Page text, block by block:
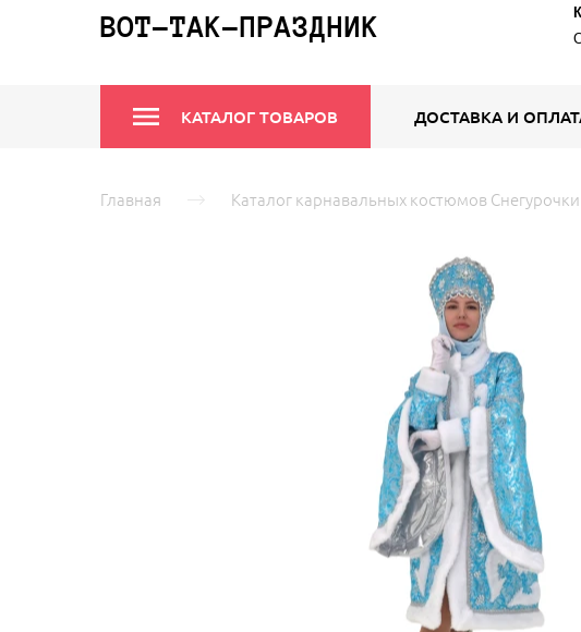
ВОТ-ТАК-ПРАЗДНИК
КАТАЛОГ ТОВАРОВ ДОСТАВКА И
Главная Каталог карнавальных костюмов Снегурочки